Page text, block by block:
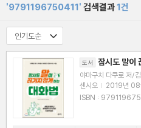
'9791196750411' 검색결과1건
도서 잠시도 말이
야마구치 다쿠로 저/
센시오 | 2019년 08